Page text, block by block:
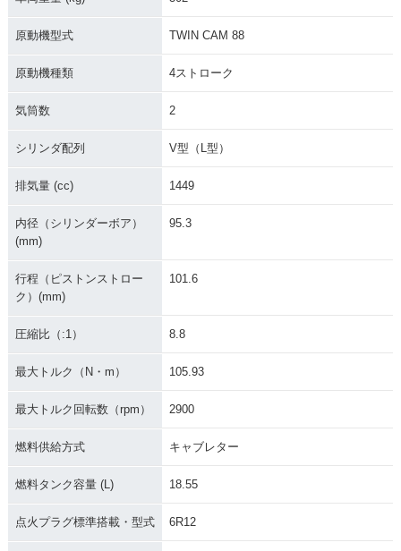
原動機型式 TWIN CAM 88
原動機種類 4ストローク
気筒数 2
シリンダ配列 V型（L型）
排気量 (cc) 1449
内径（シリンダーボア）
(mm)
95.3
行程（ピストンストロー
ク）(mm)
101.6
圧縮比（:1） 8.8
最大トルク（N・m） 105.93
最大トルク回転数（rpm） 2900
燃料供給方式 キャブレター
燃料タンク容量 (L) 18.55
点火プラグ標準搭載・型式 6R12